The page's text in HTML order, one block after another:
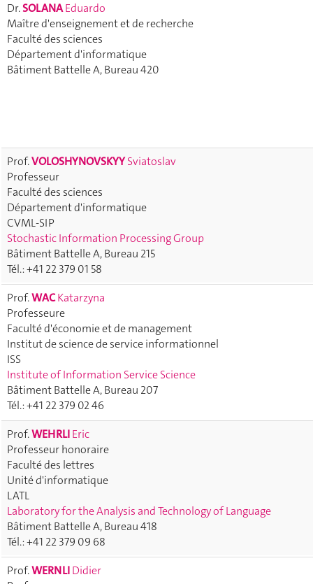
Dr.SOLANAEduardo
Maître d'enseignement et de recherche
Faculté des sciences
Département d'informatique
Bâtiment Battelle A, Bureau 420
Prof.VOLOSHYNOVSKYYSviatoslav
Professeur
Faculté des sciences
Département d'informatique
CVML-SIP
Stochastic Information Processing Group
Bâtiment Battelle A, Bureau 215
Tél.: +41 22 379 01 58
Prof.WACKatarzyna
Professeure
Faculté d'économie et de management
Institut de science de service informationnel
ISS
Institute of Information Service Science
Bâtiment Battelle A, Bureau 207
Tél.: +41 22 379 02 46
Prof.WEHRLIEric
Professeur honoraire
Faculté des lettres
Unité d'informatique
LATL
Laboratory for the Analysis and Technology of Language
Bâtiment Battelle A, Bureau 418
Tél.: +41 22 379 09 68
Prof.WERNLIDidier